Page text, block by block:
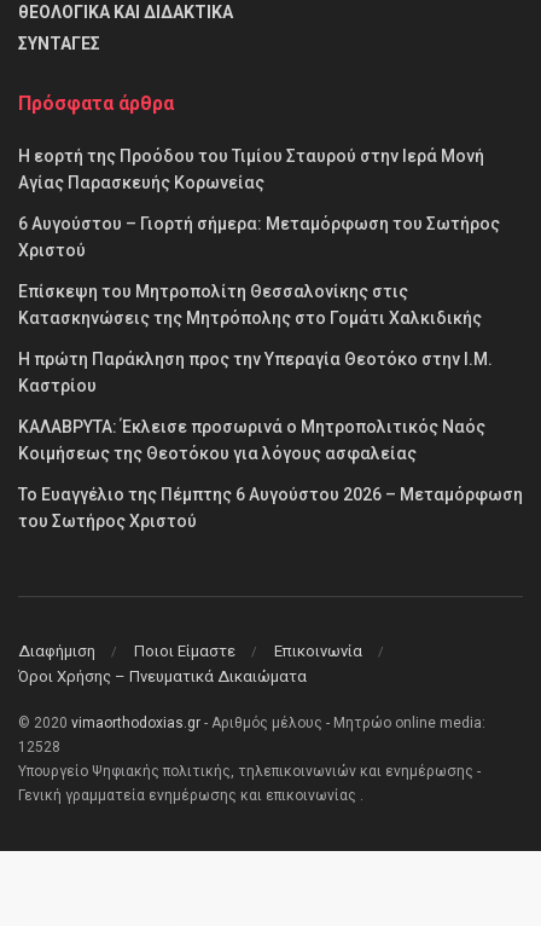
θΕΟΛΟΓΙΚΑ ΚΑΙ ΔΙΔΑΚΤΙΚΑ
ΣΥΝΤΑΓΕΣ
Πρόσφατα άρθρα
Η εορτή της Προόδου του Τιμίου Σταυρού στην Ιερά Μονή
Αγίας Παρασκευής Κορωνείας
6 Αυγούστου – Γιορτή σήμερα: Μεταμόρφωση του Σωτήρος
Χριστού
Επίσκεψη του Μητροπολίτη Θεσσαλονίκης στις
Κατασκηνώσεις της Μητρόπολης στο Γομάτι Χαλκιδικής
Η πρώτη Παράκληση προς την Υπεραγία Θεοτόκο στην Ι.Μ.
Καστρίου
ΚΑΛΑΒΡΥΤΑ: Έκλεισε προσωρινά ο Μητροπολιτικός Ναός
Κοιμήσεως της Θεοτόκου για λόγους ασφαλείας
Το Ευαγγέλιο της Πέμπτης 6 Αυγούστου 2026 – Μεταμόρφωση
του Σωτήρος Χριστού
Διαφήμιση Ποιοι Είμαστε
Επικοινωνία
Όροι Χρήσης – Πνευματικά Δικαιώματα
© 2020 vimaorthodoxias.gr - Αριθμός μέλους - Μητρώο online media:
12528
Υπουργείο Ψηφιακής πολιτικής, τηλεπικοινωνιών και ενημέρωσης -
Γενική γραμματεία ενημέρωσης και επικοινωνίας .